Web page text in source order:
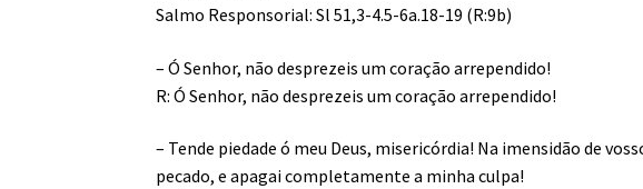
Salmo Responsorial: Sl 51,3-4.5-6a.18-19 (R:9b)
– Ó Senhor, não desprezeis um coração arrependido!
R: Ó Senhor, não desprezeis um coração arrependido!
– Tende piedade ó meu Deus, misericórdia! Na imensidão de
pecado, e apagai completamente a minha culpa!